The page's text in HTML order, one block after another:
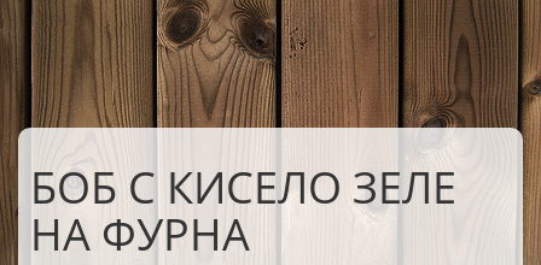
БОБ С КИСЕЛО ЗЕЛЕ
НА ФУРНА